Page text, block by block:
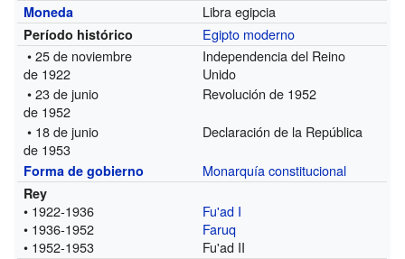
Moneda Libra egipcia
Período histórico
Egipto moderno
• 25 de noviembre
de 1922
Independencia del Reino
Unido
• 23 de junio
de 1952
Revolución de 1952
• 18 de junio
de 1953
Declaración de la República
Forma de gobierno Monarquía constitucional
Rey
• 1922-1936
• 1936-1952
• 1952-1953
Fu'ad I
Faruq
Fu'ad II